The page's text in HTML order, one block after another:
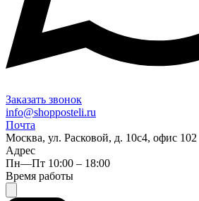
Заказать звонок
info@shopposteli.ru
Почта
Москва, ул. Расковой, д. 10с4, офис 102
Адрес
Пн—Пт 10:00 – 18:00
Время работы